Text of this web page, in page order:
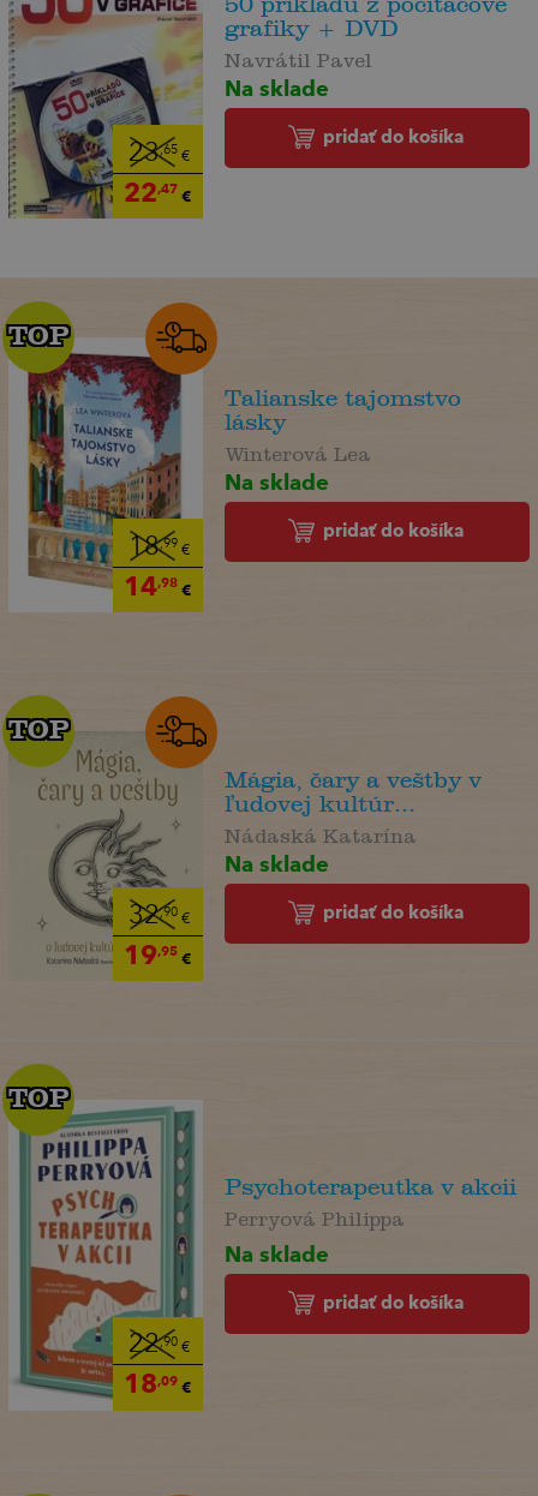
23,65€
22,47 €
grafiky + DVD
Navrátil Pavel
Na sklade
pridať do košíka
18,99 €
14,98€
TOP
TOP
Talianske tajomstvo
lásky
Winterová Lea
Na sklade
pridať do košíka
32,90€
19,95€
TOP
TOP
Mágia, čary a veštby v
ľudovej kultúr...
Nádaská Katarína
Na sklade
pridať do košíka
22,90€
18,09€
TOP
TOP
Psychoterapeutka v akcii
Perryová Philippa
Na sklade
pridať do košíka